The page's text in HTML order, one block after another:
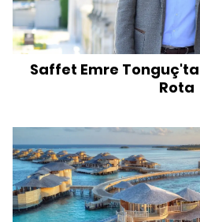
Saffet Emre
Rota